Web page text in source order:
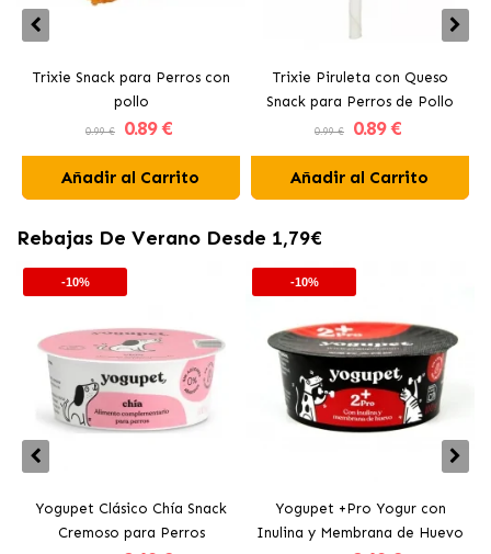
Trixie Snack para Perros con
pollo
0.99 € 0.89 €
Añadir al Carrito
Trixie Piruleta con Queso
Snack para Perros de Pollo
0.99 € 0.89 €
Añadir al Carrito
Rebajas De Verano Desde 1,79€
-10%
Yogupet Clásico Chía Snack
Cremoso para Perros
-10%
Yogupet +Pro Yogur con
Inulina y Membrana de Huevo